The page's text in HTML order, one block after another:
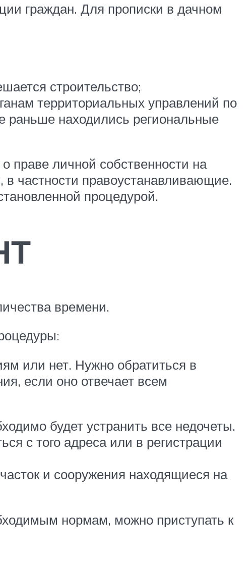
граждан. Для прописки в дачном
строительство;
территориальных управлений по
раньше находились региональные
праве личной собственности на
частности правоустанавливающие.
процедурой.
времени.
или нет. Нужно обратиться в
если оно отвечает всем
будет устранить все недочеты.
с того адреса или в регистрации
и сооружения находящиеся на
нормам, можно приступать к